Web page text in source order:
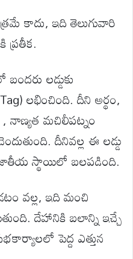
కాదు, ఇది తెలుగువారి
లడ్డుకు
లభించింది. దీని అర్థం,
, నాణ్యత మచిలీపట్నం
దీనివల్ల ఈ లడ్డు
జాతీయ స్థాయిలో బలపడింది.
వల్ల, ఇది మంచి
దేహానికి బలాన్ని ఇచ్చే
పెద్ద ఎత్తున